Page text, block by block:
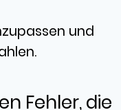
und
Fehler, die